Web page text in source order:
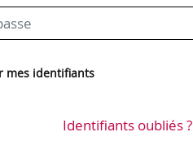
mes identifiants
Identifiants oubliés ?